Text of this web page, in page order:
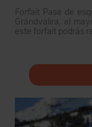
Forfait Pase de
Grandvalira, el
este forfait podrás